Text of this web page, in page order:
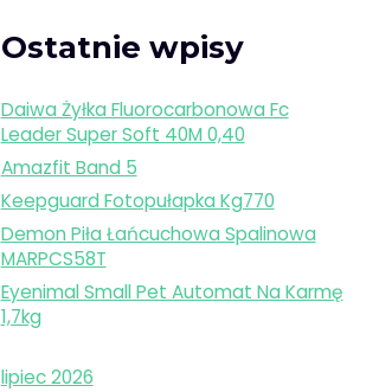
Ostatnie wpisy
Daiwa Żyłka Fluorocarbonowa Fc
Leader Super Soft 40M 0,40
Amazfit Band 5
Keepguard Fotopułapka Kg770
Demon Piła Łańcuchowa Spalinowa
MARPCS58T
Eyenimal Small Pet Automat Na Karmę
1,7kg
lipiec 2026